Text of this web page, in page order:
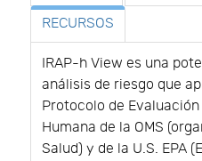
RECURSOS
IRAP-h View es una
análisis de riesgo que
Protocolo de
Humana de la OMS
Salud) y de la U.S. EPA